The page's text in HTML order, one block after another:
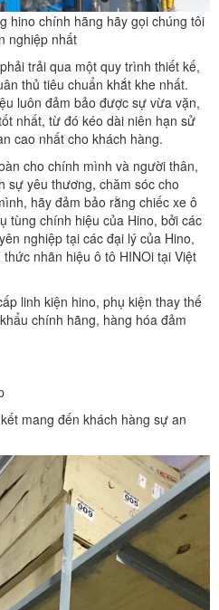
hino chính hãng hãy gọi chúng tôi
nghiệp nhất
trải qua một quy trình thiết kế,
thủ tiêu chuẩn khắt khe nhất.
luôn đảm bảo được sự vừa vặn,
nhất, từ đó kéo dài niên hạn sử
cao nhất cho khách hàng.
cho chính mình và người thân,
sự yêu thương, chăm sóc cho
hãy đảm bảo rằng chiếc xe ô
tùng chính hiệu của Hino, bởi các
nghiệp tại các đại lý của Hino,
nhãn hiệu ô tô HINOi tại Việt
linh kiện hino, phụ kiện thay thế
chính hãng, hàng hóa đảm
mang đến khách hàng sự an